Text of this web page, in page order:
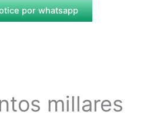
por whatsapp
millares